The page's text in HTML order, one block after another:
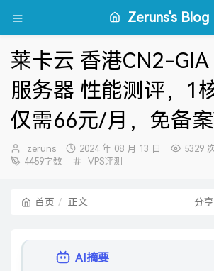
Zeruns's Blog
莱卡云 香港CN2-
服务器 性能测评，1
仅需66元/月，免备
博
主：
zeruns
发
布
2024 年 08 月 13 日 5329
4459字数
分
VPS评测
首页 正文 分
AI摘要